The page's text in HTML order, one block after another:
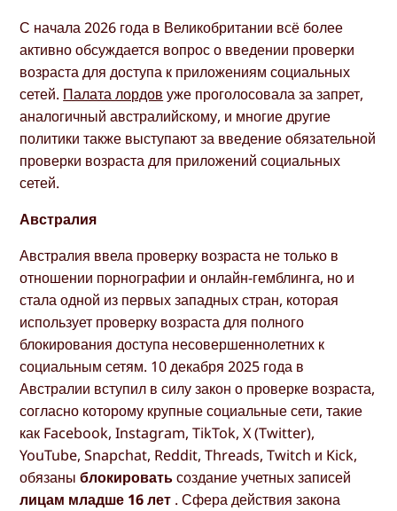
С начала 2026 года в Великобритании всё более
активно обсуждается вопрос о введении проверки
возраста для доступа к приложениям социальных
сетей. Палата лордов уже проголосовала за запрет,
аналогичный австралийскому, и многие другие
политики также выступают за введение обязательной
проверки возраста для приложений социальных
сетей.
Австралия
Австралия ввела проверку возраста не только в
отношении порнографии и онлайн-гемблинга, но и
стала одной из первых западных стран, которая
использует проверку возраста для полного
блокирования доступа несовершеннолетних к
социальным сетям. 10 декабря 2025 года в
Австралии вступил в силу закон о проверке возраста,
согласно которому крупные социальные сети, такие
как Facebook, Instagram, TikTok, X (Twitter),
YouTube, Snapchat, Reddit, Threads, Twitch и Kick,
обязаныблокироватьсоздание учетных записей
лицам младше 16 лет . Сфера действия закона